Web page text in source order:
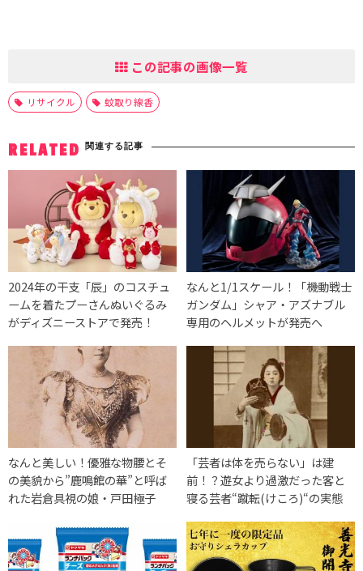
この記事の画像一覧
リサイクル 蚊取り線香
RELATED 関連する記事
2024年の干支「辰」のコスチュ
ームを着たプーさんぬいぐるみ
がディズニーストアで発売！
なんと1/1スケール！「機動戦士
ガンダム」シャア・アズナブル
専用のヘルメットが発売へ
なんと美しい！優雅な物腰とそ
の美貌から”鹿鳴館の華”と呼ば
れた岩倉具視の娘・戸田極子
「芸者は体を売らない」は建
前！？遊女より過激だった客と
寝る芸者“蹴転(けころ)“の実態